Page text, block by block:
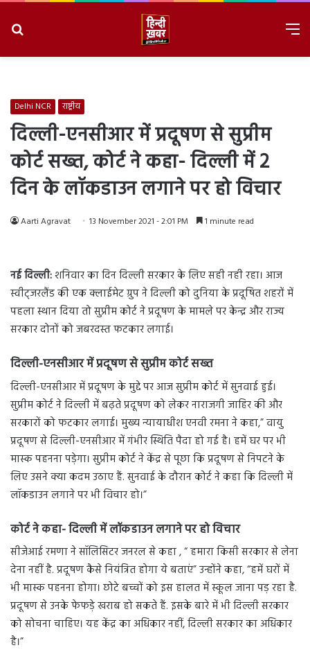
Delhi NCR राष्ट्रीय
दिल्ली-एनसीआर में प्रदूषण से सुप्रीम
कोर्ट सख्त, कोर्ट ने कहा- दिल्ली में 2
दिन के लॉकडाउन लगाने पर हो विचार
Aarti Agravat 13 November 2021 - 2:01 PM 1 minute read
नई दिल्ली:शनिवार का दिन दिल्ली सरकार के लिए सही नही रहा। आज
स्वीट्जरलैंड की एक क्लाईमेट ग्रुप ने दिल्ली को दुनिया के प्रदूषित शहरों में
पहला स्थान दिया तो सुप्रीम कोर्ट ने प्रदूषण के मामले पर केन्द्र और राज्य
सरकार दोनों को जबरदस्त फटकार लगाई।
दिल्ली-एनसीआर में प्रदूषण से सुप्रीम कोर्ट सख्त
दिल्ली-एनसीआर में प्रदूषण के मुद्दे पर आज सुप्रीम कोर्ट में सुनवाई हुई।
सुप्रीम कोर्ट ने दिल्ली में बढ़ते प्रदूषण को लेकर नाराजगी जाहिर की और
सरकारों को फटकार लगाई। मुख्य न्यायाधीश एनवी रमना ने कहा,” वायु
प्रदूषण से दिल्ली-एनसीआर में गंभीर स्थिति पैदा हो गई है। हमें घर पर भी
मास्क पहनना पड़ेगा। सुप्रीम कोर्ट ने केंद्र से पूछा कि प्रदूषण से निपटने के
लिए उसने क्या कदम उठाए हैं. सुनवाई के दौरान कोर्ट ने कहा कि दिल्ली में
लॉकडाउन लगाने पर भी विचार हो।”
कोर्ट ने कहा- दिल्ली में लॉकडाउन लगाने पर हो विचार
सीजेआई रमणा ने सॉलिसिटर जनरल से कहा , “ हमारा किसी सरकार से लेना
देना नहीं है. प्रदूषण कैसे नियंत्रित होगा ये बताएं” उन्होंने कहा, “हमें घरों में
भी मास्क पहनना होगा। छोटे बच्चों को इस हालत में स्कूल जाना पड़ रहा है.
प्रदूषण से उनके फेफड़े खराब हो सकते हैं. इसके बारे में भी दिल्ली सरकार
को सोचना चाहिए। यह केंद्र का अधिकार नहीं, दिल्ली सरकार का अधिकार
है।”